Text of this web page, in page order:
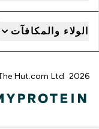
الولاء والمكافآت
2026 The Hut.com Ltd